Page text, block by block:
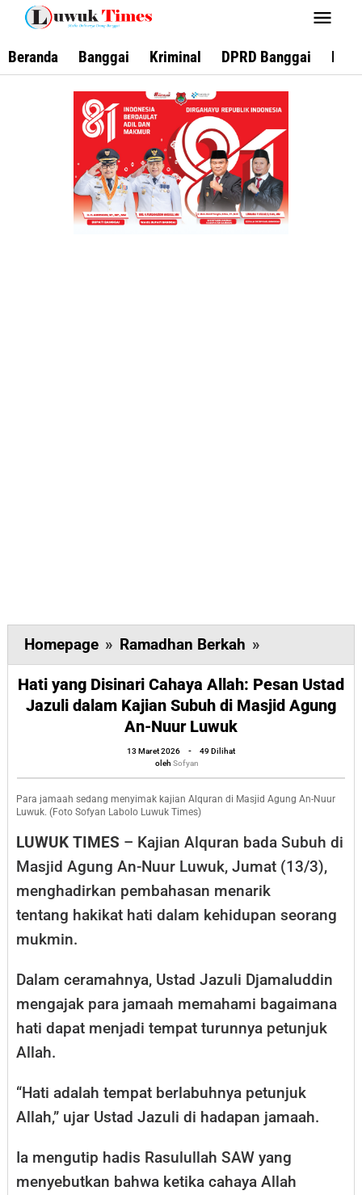
Lewati
konten
Beranda Banggai Kriminal DPRD Banggai
Homepage » Ramadhan Berkah »
yang
Disinari
Cahaya
Ustad
Jazuli
Kajian
Subuh
di
Masjid
Nuur
Luwuk
Hati yang Disinari Cahaya Allah: Pesan Ustad
Jazuli dalam Kajian Subuh di Masjid Agung
An-Nuur Luwuk
13 Maret 2026
oleh
Sofyan
-
49 Dilihat
oleh Sofyan
Para jamaah sedang menyimak kajian Alquran di Masjid Agung An-Nuur
Luwuk. (Foto Sofyan Labolo Luwuk Times)
LUWUK TIMES – Kajian Alquran bada Subuh di
Masjid Agung An-Nuur Luwuk, Jumat (13/3),
menghadirkan pembahasan menarik
tentang hakikat hati dalam kehidupan seorang
mukmin.
Dalam ceramahnya, Ustad Jazuli Djamaluddin
mengajak para jamaah memahami bagaimana
hati dapat menjadi tempat turunnya petunjuk
Allah.
“Hati adalah tempat berlabuhnya petunjuk
Allah,” ujar Ustad Jazuli di hadapan jamaah.
Ia mengutip hadis Rasulullah SAW yang
menyebutkan bahwa ketika cahaya Allah